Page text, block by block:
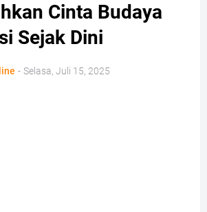
Cinta Budaya
Sejak Dini
- Selasa, Juli 15, 2025